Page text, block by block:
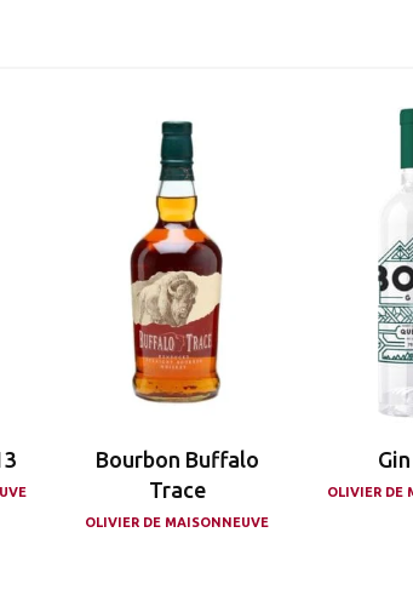
Bourbon Buffalo
Trace
OLIVIER DE MAISONNEUVE
OLIVIER DE